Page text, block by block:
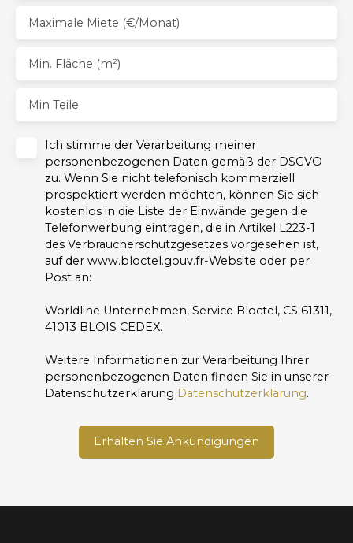
Maximale Miete (€/Monat)
Min. Fläche (m²)
Min Teile
Ich stimme der Verarbeitung meiner
personenbezogenen Daten gemäß der DSGVO
zu. Wenn Sie nicht telefonisch kommerziell
prospektiert werden möchten, können Sie sich
kostenlos in die Liste der Einwände gegen die
Telefonwerbung eintragen, die in Artikel L223-1
des Verbraucherschutzgesetzes vorgesehen ist,
auf der www.bloctel.gouv.fr-Website oder per
Post an:
Worldline Unternehmen, Service Bloctel, CS 61311,
41013 BLOIS CEDEX.
Weitere Informationen zur Verarbeitung Ihrer
personenbezogenen Daten finden Sie in unserer
Datenschutzerklärung Datenschutzerklärung.
Erhalten Sie Ankündigungen